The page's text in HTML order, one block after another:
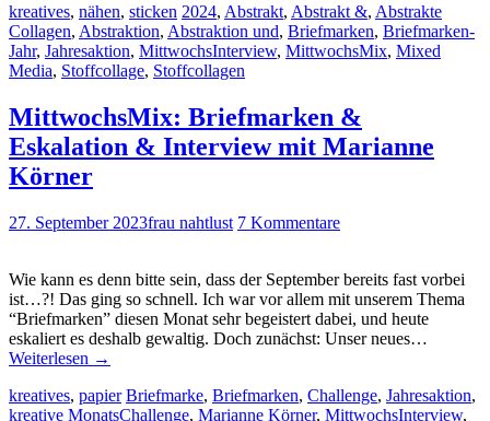
kreatives, nähen, sticken 2024, Abstrakt, Abstrakt &, Abstrakte
Collagen, Abstraktion, Abstraktion und, Briefmarken, Briefmarken-
Jahr, Jahresaktion, MittwochsInterview, MittwochsMix, Mixed
Media, Stoffcollage, Stoffcollagen
MittwochsMix: Briefmarken &
Eskalation & Interview mit Marianne
Körner
27. September 2023frau nahtlust 7 Kommentare
Wie kann es denn bitte sein, dass der September bereits fast vorbei
ist…?! Das ging so schnell. Ich war vor allem mit unserem Thema
“Briefmarken” diesen Monat sehr begeistert dabei, und heute
eskaliert es deshalb gewaltig. Doch zunächst: Unser neues…
Weiterlesen →
kreatives, papier Briefmarke, Briefmarken, Challenge, Jahresaktion,
kreative MonatsChallenge, Marianne Körner, MittwochsInterview,